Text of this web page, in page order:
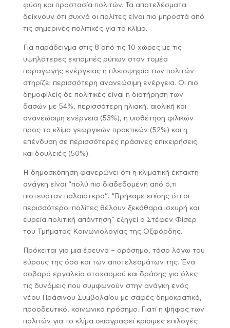
φύση και προστασία πολιτών. Τα αποτελέσματα
δείχνουν ότι συχνά οι πολίτες είναι πιο μπροστά από
τις σημερινές πολιτικές για το κλίμα.
Για παράδειγμα στις 8 από τις 10 χώρες με τις
υψηλότερες εκπομπές ρύπων στον τομέα
παραγωγής ενέργειας η πλειοψηφία των πολιτών
στηρίζει περισσότερη ανανεώσιμη ενέργεια. Οι πιο
δημοφιλείς δε πολιτικές είναι η διατήρηση των
δασών με 54%, περισσότερη ηλιακή, αιολική και
ανανεώσιμη ενέργεια (53%), η υιοθέτηση φιλικών
προς το κλίμα γεωργικών πρακτικών (52%) και η
επένδυση σε περισσότερες πράσινες επιχειρήσεις
και δουλειές (50%).
Η δημοσκόπηση φανερώνει ότι η κλιματική έκτακτη
ανάγκη είναι “πολύ πιο διαδεδομένη από ό,τι
πιστευόταν παλαιότερα”. “Βρήκαμε επίσης ότι οι
περισσότεροι πολίτες θέλουν ξεκάθαρα ισχυρή και
ευρεία πολιτική απάντηση” εξηγεί ο Στέφεν Φίσερ
του Τμήματος Κοινωνιολογίας της Οξφόρδης.
Πρόκειται για μια έρευνα – ορόσημο, τόσο λόγω του
εύρους της όσο και των αποτελεσμάτων της. Ένα
σοβαρό εργαλείο στοχασμού και δράσης για όλες
τις δυνάμεις που συμφωνούν στην ανάγκη ενός
νέου Πράσινου Συμβολαίου με σαφές δημοκρατικό,
προοδευτικό, κοινωνικό πρόσημο. Γιατί η ψήφος των
πολιτών για το κλίμα σκιαγραφεί κρίσιμες επιλογές